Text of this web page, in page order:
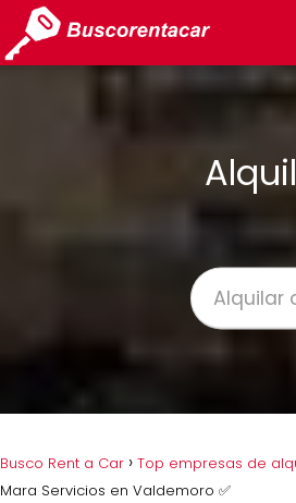
Busco Rent a Car Top empresas de
Mara Servicios en Valdemoro ✅